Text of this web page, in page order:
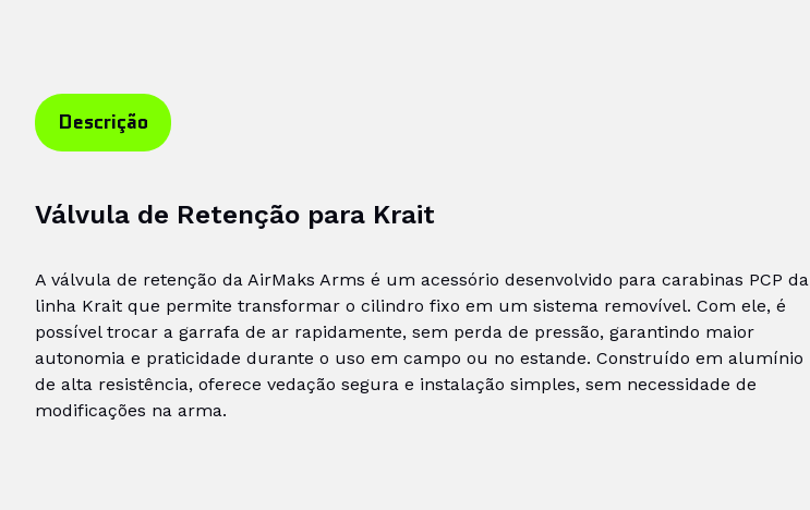
Descrição
Válvula de Retenção para Krait
A válvula de retenção da AirMaks Arms é um acessório desenvolvido para carabinas PCP da
linha Krait que permite transformar o cilindro fixo em um sistema removível. Com ele, é
possível trocar a garrafa de ar rapidamente, sem perda de pressão, garantindo maior
autonomia e praticidade durante o uso em campo ou no estande. Construído em alumínio
de alta resistência, oferece vedação segura e instalação simples, sem necessidade de
modificações na arma.